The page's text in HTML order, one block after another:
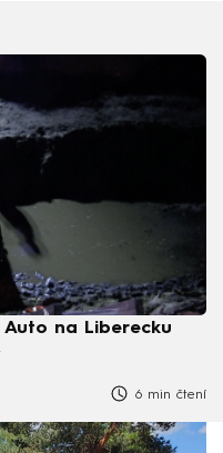
na Liberecku
6 min čtení